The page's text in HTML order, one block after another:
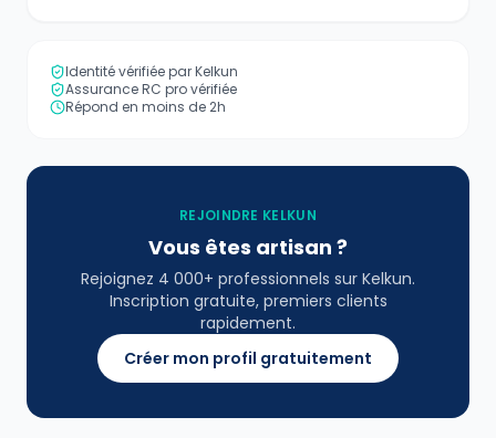
Identité vérifiée par Kelkun
Assurance RC pro vérifiée
Répond en moins de 2h
REJOINDRE KELKUN
Vous êtes artisan ?
Rejoignez 4 000+ professionnels sur Kelkun.
Inscription gratuite, premiers clients
rapidement.
Créer mon profil gratuitement